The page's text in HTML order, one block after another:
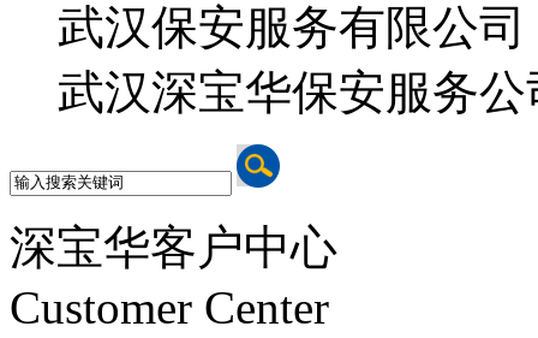
武汉保安服务有限公司
武汉深宝华保安服务公
深宝华客户中心
Customer Center